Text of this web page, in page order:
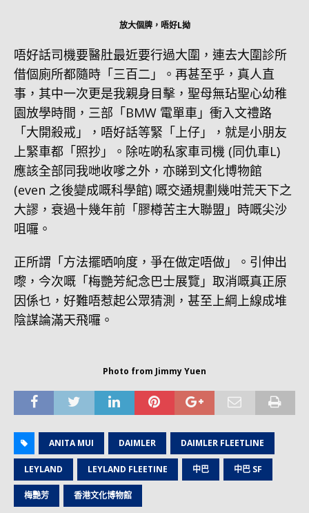
放大個牌，唔好L拗
唔好話司機要醫肚最近要行過大圍，連去大圍診所
借個廁所都隨時「三百二」。再甚至乎，真人直
事，其中一次更是我親身目擊，聖母無玷聖心幼稚
園放學時間，三部「BMW 電單車」衝入文禮路
「大開殺戒」，唔好話等緊「上仔」，就是小朋友
上緊車都「照抄」。除咗啲私家車司機 (同仇車L)
應該全部同我哋收嗲之外，亦睇到文化博物館
(even 之後變成嘅科學館) 嘅交通規劃幾咁荒天下之
大謬，衰過十幾年前「膠樽苦主大聯盟」時嘅尖沙
咀囉。
正所謂「方法擺晒响度，爭在做定唔做」。引伸出
嚟，今次嘅「梅艷芳紀念巴士展覽」取消嘅真正原
因係乜，好難唔惹起公眾猜測，甚至上綱上線成堆
陰謀論滿天飛囉。
Photo from Jimmy Yuen
ANITA MUI DAIMLER DAIMLER FLEETLINE
LEYLAND LEYLAND FLEETINE 中巴 中巴 SF
梅艷芳 香港文化博物館